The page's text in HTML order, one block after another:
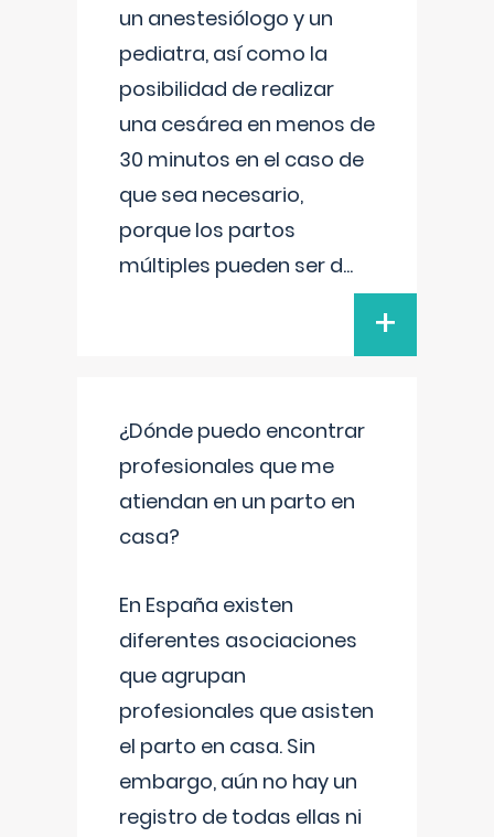
un anestesiólogo y un
pediatra, así como la
posibilidad de realizar
una cesárea en menos de
30 minutos en el caso de
que sea necesario,
porque los partos
múltiples pueden ser d...
+
¿Dónde puedo encontrar
profesionales que me
atiendan en un parto en
casa?
En España existen
diferentes asociaciones
que agrupan
profesionales que asisten
el parto en casa. Sin
embargo, aún no hay un
registro de todas ellas ni